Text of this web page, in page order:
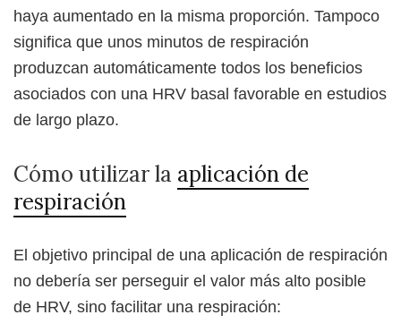
haya aumentado en la misma proporción. Tampoco
significa que unos minutos de respiración
produzcan automáticamente todos los beneficios
asociados con una HRV basal favorable en estudios
de largo plazo.
Cómo utilizar la aplicación de
respiración
El objetivo principal de una aplicación de respiración
no debería ser perseguir el valor más alto posible
de HRV, sino facilitar una respiración: